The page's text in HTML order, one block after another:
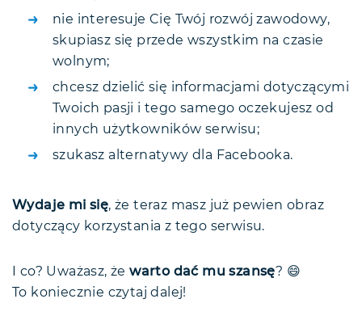
nie interesuje Cię Twój rozwój zawodowy,
skupiasz się przede wszystkim na czasie
wolnym;
chcesz dzielić się informacjami dotyczącymi
Twoich pasji i tego samego oczekujesz od
innych użytkowników serwisu;
szukasz alternatywy dla Facebooka.
Wydaje mi się, że teraz masz już pewien obraz
dotyczący korzystania z tego serwisu.
I co? Uważasz, żewarto dać mu szansę? 😄
To koniecznie czytaj dalej!